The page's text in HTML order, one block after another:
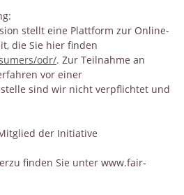
stellt eine Plattform zur Online-
die Sie hier finden
odr/. Zur Teilnahme an
vor einer
sind wir nicht verpflichtet und
der Initiative
finden Sie unter www.fair-